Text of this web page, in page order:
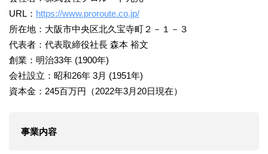
URL： https://www.proroute.co.jp/
所在地：大阪市中央区北久宝寺町２－１－３
代表者：代表取締役社長 森本 裕文
創業：明治33年 (1900年)
会社設立：昭和26年 3月 (1951年)
資本金：245百万円（2022年3月20日現在）
事業内容